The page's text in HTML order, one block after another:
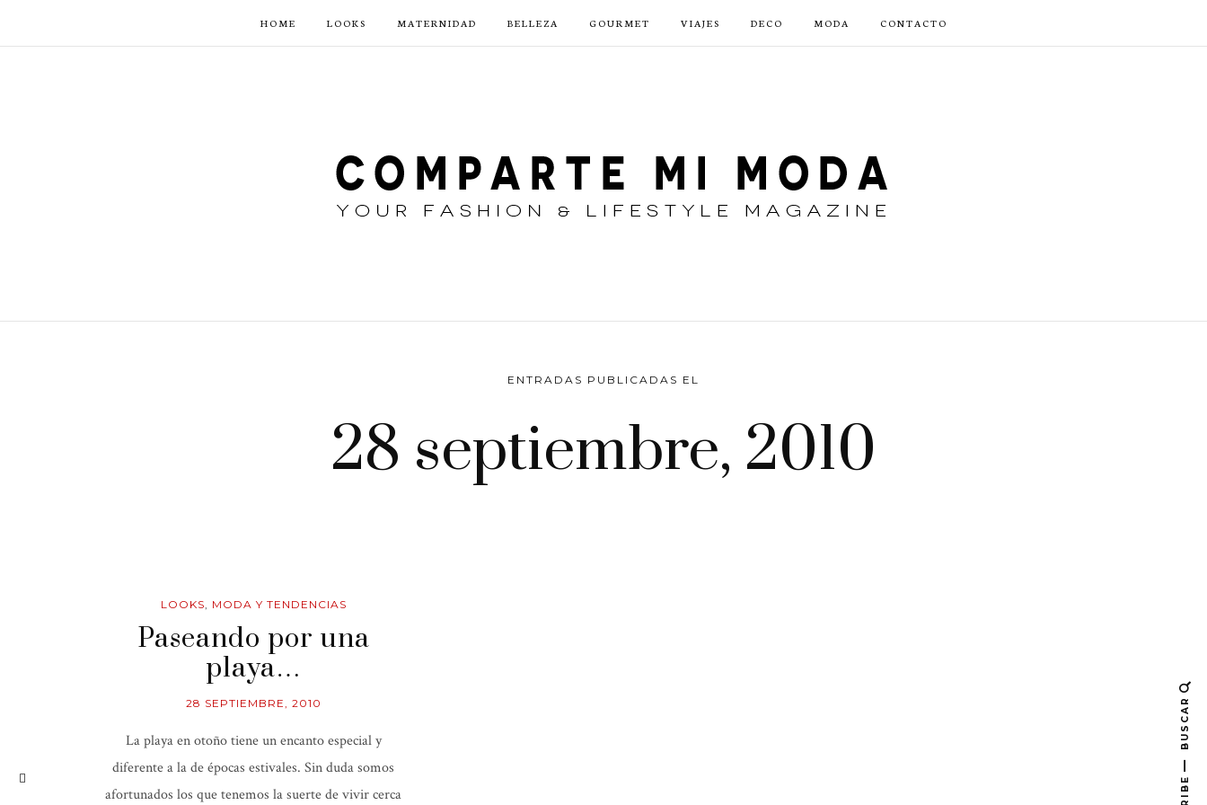
HOME LOOKS MATERNIDAD BELLEZA GOURMET VIAJES DECO MODA CONTACTO
ENTRADAS PUBLICADAS EL
28 septiembre, 2010
LOOKS, MODA Y TENDENCIAS
Paseando por una
playa…
28 SEPTIEMBRE, 2010
La playa en otoño tiene un encanto especial y
diferente a la de épocas estivales. Sin duda somos
afortunados los que tenemos la suerte de vivir cerca
BUSCAR